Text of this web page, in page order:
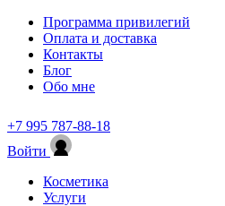
Программа привилегий
Оплата и доставка
Контакты
Блог
Обо мне
+7 995 787-88-18
Войти
Косметика
Услуги